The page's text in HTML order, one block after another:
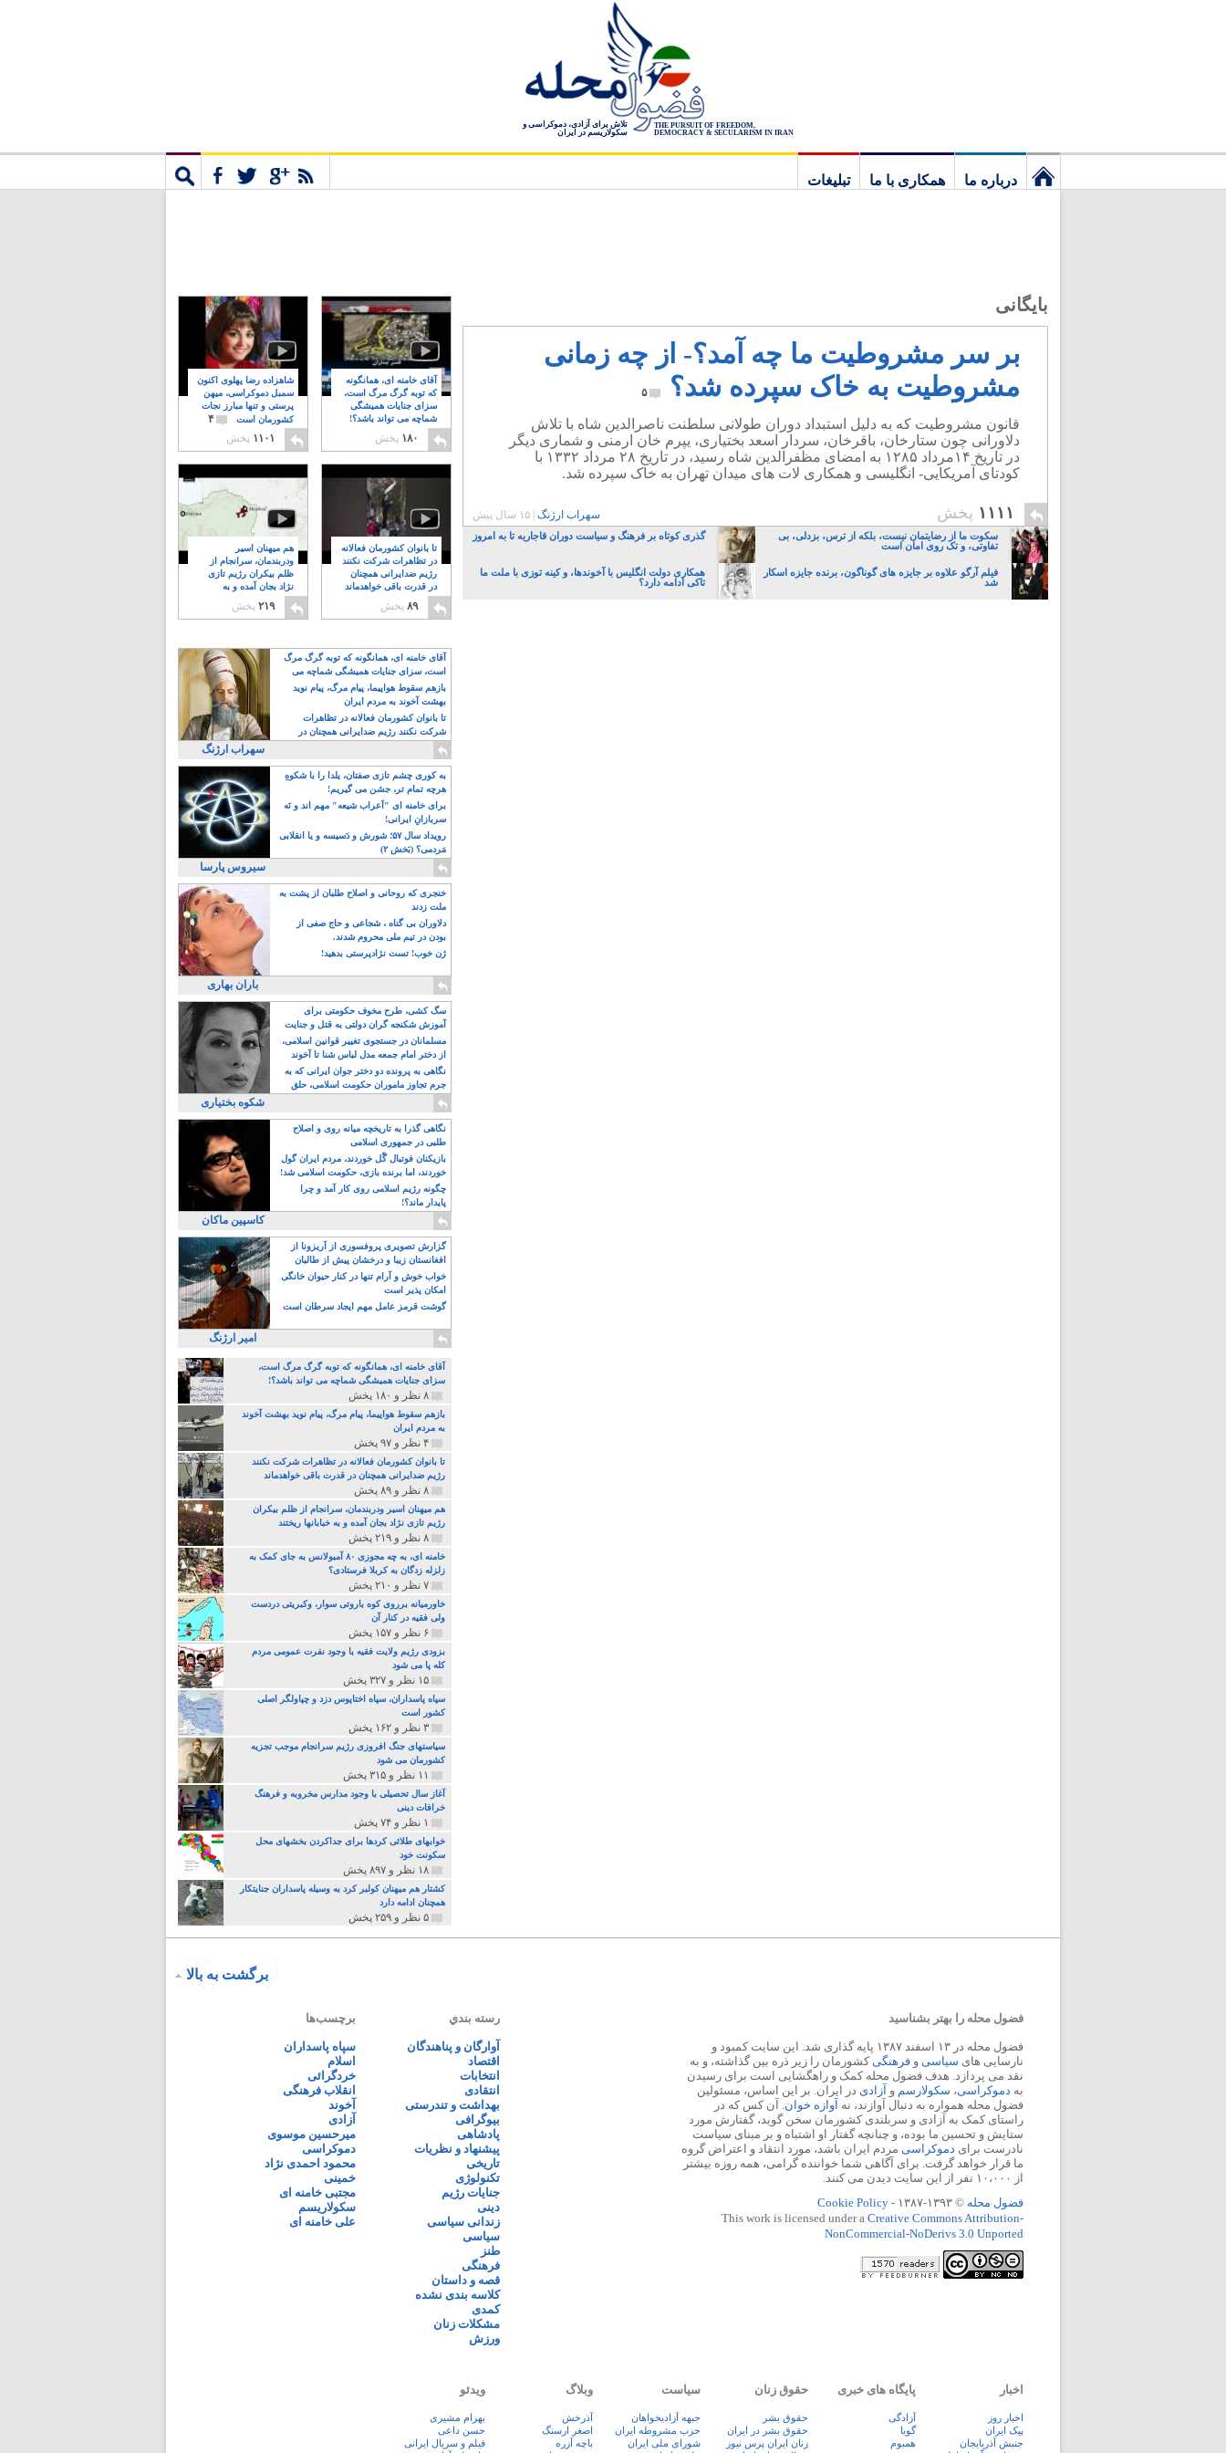
THE PURSUIT OF FREEDOM,
DEMOCRACY & SECULARISM IN IRAN
تلاش برای آزادی، دموکراسی و
سکولاریسم در ایران
درباره ما همکاری با ما
تبلیغات
بایگانی
بر سر مشروطیت ما چه آمد؟- از چه زمانی
مشروطیت به خاک سپرده شد؟
۵
قانون مشروطیت که به دلیل استبداد دوران طولانی سلطنت ناصرالدین شاه با تلاش
دلاورانی چون ستارخان، باقرخان، سردار اسعد بختیاری، یپرم خان ارمنی و شماری دیگر
در تاریخ ۱۴مرداد ۱۲۸۵ به امضای مظفرالدین شاه رسید، در تاریخ ۲۸ مرداد ۱۳۳۲ با
کودتای آمریکایی- انگلیسی و همکاری لات های میدان تهران به خاک سپرده شد.
۱۱۱۱ پخش سهراب ارژنگ ۱۵ سال پیش
سکوت ما از رضایتمان نیست، بلکه از ترس، بزدلی، بی
تفاوتی، و تک روی امان است
گذری کوتاه بر فرهنگ و سیاست دوران قاجاریه تا به امروز
فیلم آرگو علاوه بر جایزه های گوناگون، برنده جایزه اسکار
شد
همکاری دولت انگلیس با آخوندها، و کینه توزی با ملت ما
تاکی ادامه دارد؟
شاهزاده رضا پهلوی اکنون
سمبل دموکراسی، میهن
پرستی و تنها مبارز نجات
کشورمان است
۴
۱۱۰۱ پخش
آقای خامنه ای، همانگونه
که توبه گرگ مرگ است،
سزای جنایات همیشگی
شماچه می تواند باشد؟!
۸
۱۸۰ پخش
هم میهنان اسیر
ودربندمان، سرانجام از
ظلم بیکران رژیم تازی
نژاد بجان آمده و به
۲۱۹ پخش
تا بانوان کشورمان فعالانه
در تظاهرات شرکت نکنند
رژیم ضدایرانی همچنان
در قدرت باقی خواهدماند
۸
۸۹ پخش
آقای خامنه ای، همانگونه که توبه گرگ مرگ
است، سزای جنایات همیشگی شماچه می
تواند باشد؟!
بازهم سقوط هواپیما، پیام مرگ، پیام نوید
بهشت آخوند به مردم ایران
تا بانوان کشورمان فعالانه در تظاهرات
شرکت نکنند رژیم ضدایرانی همچنان در
قدرت باقی خواهدماند
سهراب ارژنگ
به کوری چشم تازی صفتان، یلدا را با شکوهِ
هرچه تمام تر، جشن می گیریم!
برای خامنه ای "اَعراب شیعه" مهم اند و نَه
سربازانِ ایرانی!
رویداد سال ۵۷؛ شورش و دَسیسه و یا انقلابی
مَردمی؟ (بَخش ۲)
سیروس پارسا
خنجری که روحانی و اصلاح طلبان از پشت به
ملت زدند
دلاوران بی گناه ، شجاعی و حاج صفی از
بودن در تیم ملی محروم شدند.
ژن خوب! تست نژادپرستی بدهید!
باران بهاری
سگ کشی، طرح مخوف حکومتی برای
آموزش شکنجه گران دولتی به قتل و جنایت
بیشتر
مسلمانان در جستجوی تغییر قوانین اسلامی،
از دختر امام جمعه مدل لباس شنا تا آخوند
مسلمان همجنسگرا!
نگاهی به پرونده دو دختر جوان ایرانی که به
جرم تجاوز ماموران حکومت اسلامی، حلق
آویز شدند!
شکوه بختیاری
نگاهی گذرا به تاریخچه میانه روی و اصلاح
طلبی در جمهوری اسلامی
بازیکنان فوتبال گًل خوردند، مردم ایران گول
خوردند، اما برنده بازی، حکومت اسلامی شد!
چگونه رژیم اسلامی روی کار آمد و چرا
پایدار ماند؟!
کاسپین ماکان
گزارش تصویری پروفسوری از آریزونا از
افغانستان زیبا و درخشان پیش از طالبان
خواب خوش و آرام تنها در کنار حیوان خانگی
امکان پذیر است
گوشت قرمز عامل مهم ایجاد سرطان است
امیر ارژنگ
آقای خامنه ای، همانگونه که توبه گرگ مرگ است،
سزای جنایات همیشگی شماچه می تواند باشد؟!
۸ نظر و ۱۸۰ پخش
بازهم سقوط هواپیما، پیام مرگ، پیام نوید بهشت آخوند
به مردم ایران
۴ نظر و ۹۷ پخش
تا بانوان کشورمان فعالانه در تظاهرات شرکت نکنند
رژیم ضدایرانی همچنان در قدرت باقی خواهدماند
۸ نظر و ۸۹ پخش
هم میهنان اسیر ودربندمان، سرانجام از ظلم بیکران
رژیم تازی نژاد بجان آمده و به خبابانها ریختند
۸ نظر و ۲۱۹ پخش
خامنه ای، به چه مجوزی ۸۰ آمبولانس به جای کمک به
زلزله زدگان به کربلا فرستادی؟
۷ نظر و ۲۱۰ پخش
خاورمیانه برروی کوه باروتی سوار، وکبریتی دردست
ولی فقیه در کنار آن
۶ نظر و ۱۵۷ پخش
بزودی رژیم ولایت فقیه با وجود نفرت عمومی مردم
کله پا می شود
۱۵ نظر و ۳۲۷ پخش
سپاه پاسداران، سپاه اختاپوس دزد و چپاولگر اصلی
کشور است
۳ نظر و ۱۶۲ پخش
سیاستهای جنگ افروزی رژیم سرانجام موجب تجزیه
کشورمان می شود
۱۱ نظر و ۳۱۵ پخش
آغاز سال تحصیلی با وجود مدارس مخروبه و فرهنگ
خرافات دینی
۱ نظر و ۷۴ پخش
خوابهای طلائی کردها برای جداکردن بخشهای محل
سکونت خود
۱۸ نظر و ۸۹۷ پخش
کشتار هم میهنان کولبر کرد به وسیله پاسداران جنایتکار
همچنان ادامه دارد
۵ نظر و ۲۵۹ پخش
برگشت به بالا
فضول محله را بهتر بشناسید
فضول محله در ۱۳ اسفند ۱۳۸۷ پایه گذاری شد. این سایت کمبود و
نارسایی های سیاسی و فرهنگیکشورمان را زیر ذره بین گذاشته، و به
نقد می پردازد. هدف فضول محله کمک و راهگشایی است برای رسیدن
به دموکراسی، سکولارسم و آزادی در ایران. بر این اساس، مسئولین
فضول محله همواره به دنبال آوازند، نه آوازه خوان. آن کس که در
راستای کمک به آزادی و سربلندی کشورمان سخن گوید، گفتارش مورد
ستایش و تحسین ما بوده، و چنانچه گفتار او اشتباه و بر مبنای سیاست
نادرست برای دموکراسی مردم ایران باشد، مورد انتقاد و اعتراض گروه
ما قرار خواهد گرفت. برای آگاهی شما خواننده گرامی، همه روزه بیشتر
از ۱۰،۰۰۰ نفر از این سایت دیدن می کنند.
فضول محله © ۱۳۹۳-۱۳۸۷ -
Cookie Policy
This work is licensed under a Creative Commons Attribution-
NonCommercial-NoDerivs 3.0 Unported
رسته بندي
آوارگان و پناهندگان
اقتصاد
انتخابات
انتقادی
بهداشت و تندرستی
بیوگرافی
پادشاهی
پیشنهاد و نظریات
تاریخی
تکنولوژی
جنایات رژیم
دینی
زندانی سیاسی
سیاسی
طنز
فرهنگی
قصه و داستان
کلاسه بندی نشده
کمدی
مشکلات زنان
ورزش
برچسب‌ها
سپاه پاسداران
اسلام
خردگرائی
انقلاب فرهنگی
آخوند
آزادی
میرحسین موسوی
دموکراسی
محمود احمدی نژاد
خمینی
مجتبی خامنه ای
سکولاریسم
علی خامنه ای
اخبار
اخبار روز
پيک ايران
جنبش آذربایجان
پایگاه های خبری
آزادگی
گویا
همبوم
حقوق زنان
حقوق بشر
حقوق بشر در ایران
زنان ايران پرس نيوز
سیاست
جبهه آزادیخواهان
حزب مشروطه ایران
شورای ملی ایران
وبلاگ
آذرخش
اصغر ارسنگ
باچه آزره
ویدئو
بهرام مشیری
حسن داعی
فيلم و سريال ايرانی